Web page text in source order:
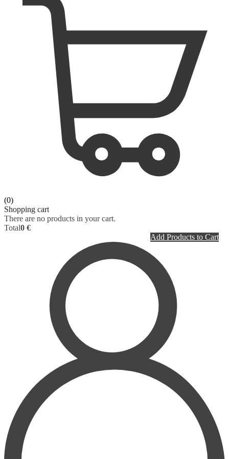
ORAL SURGERY
ORTHOPAEDICS
OTOLARYNGOLOGY
PATHOLOGY
PEDIATRICS - NEONATOLOGY
PHARMACOLOGY
PLASTIC SURGERY
PULMONOLOGY
RHEUMATOLOGY
RADIOLOGY
SURGERY
UROLOGY
HOMEPATHY
LABORATORY MEDICINE
SURGERY
VETERINARY
PHYSIOLOGY
(0)
Shopping cart
There are no products in your cart.
Total0 €
Add Products to Cart